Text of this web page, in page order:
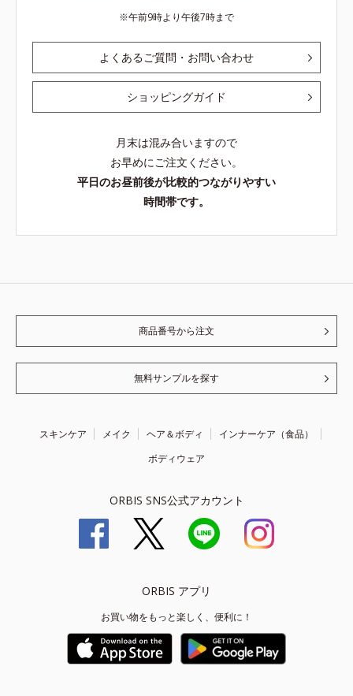
午前9時より午後7時まで
よくあるご質問・お問い合わせ
ショッピングガイド
月末は混み合いますので
お早めにご注文ください。
平日のお昼前後が比較的つながりやすい
時間帯です。
商品番号から注文
無料サンプルを探す
スキンケア メイク ヘア＆ボディ
インナーケア（食品）
ボディウェア
ORBIS SNS公式アカウント
ORBIS アプリ
お買い物をもっと楽しく、便利に！